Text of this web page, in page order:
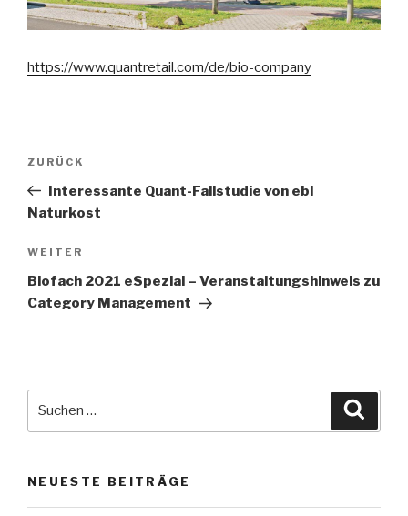
https://www.quantretail.com/de/bio-company
Beitragsnavigation
Vorheriger
Beitrag
ZURÜCK
Interessante Quant-Fallstudie von ebl
Naturkost
Nächster
Beitrag
WEITER
Biofach 2021 eSpezial – Veranstaltungshinweis zu
Category Management
NEUESTE BEITRÄGE